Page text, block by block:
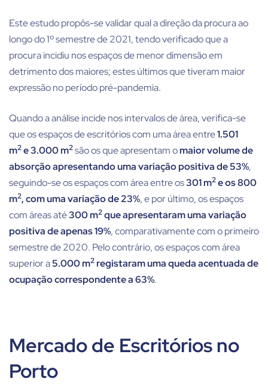
Este estudo propôs-se validar qual a direção da procura ao
longo do 1º semestre de 2021, tendo verificado que a
procura incidiu nos espaços de menor dimensão em
detrimento dos maiores; estes últimos que tiveram maior
expressão no período pré-pandemia.
Quando a análise incide nos intervalos de área, verifica-se
que os espaços de escritórios com uma área entre1.501
m2e 3.000 m2são os que apresentam omaior volume de
absorção apresentando uma variação positiva de 53%,
seguindo-se os espaços com área entre os301 m2e os 800
m2, com uma variação de 23%, e por último, os espaços
com áreas até300 m2que apresentaram uma variação
positiva de apenas 19%, comparativamente com o primeiro
semestre de 2020. Pelo contrário, os espaços com área
superior a5.000 m2 registaram uma queda acentuada de
ocupação correspondente a 63%.
Mercado de Escritórios no
Porto